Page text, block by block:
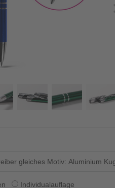
gleiches Motiv: Aluminium
Individualauflage